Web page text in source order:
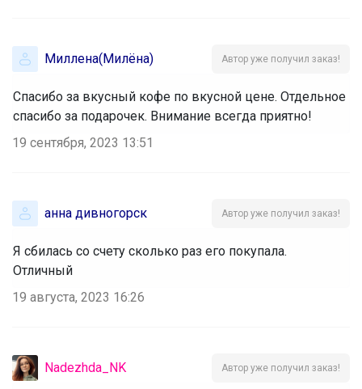
Миллена(Милёна) Автор уже получил заказ!
Спасибо за вкусный кофе по вкусной цене. Отдельное
спасибо за подарочек. Внимание всегда приятно!
19 сентября, 2023 13:51
анна дивногорск Автор уже получил заказ!
Я сбилась со счету сколько раз его покупала.
Отличный
19 августа, 2023 16:26
Nadezhda_NK Автор уже получил заказ!